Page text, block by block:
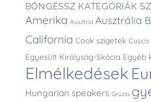
BÖNGÉSSZ KATEGÓRIÁK
Amerika Ausztria Ausztrália
California Cook szigetek Cusco
Egyesült Királyság-Skócia Egyéb
Elmélkedések
Hungarian speakers Grúzia